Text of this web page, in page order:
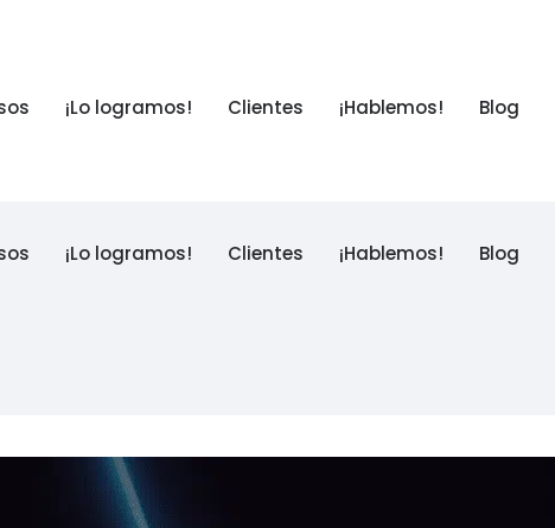
¡Lo logramos! Clientes ¡Hablemos! Blog
¡Lo logramos! Clientes ¡Hablemos! Blog